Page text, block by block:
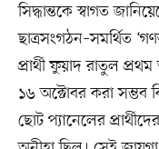
সিদ্ধান্তকে স্বাগত
ছাত্রসংগঠন–সমর্থিত
প্রার্থী ফুয়াদ রাতুল
১৬ অক্টোবর করা সম্ভব
ছোট প্যানেলের